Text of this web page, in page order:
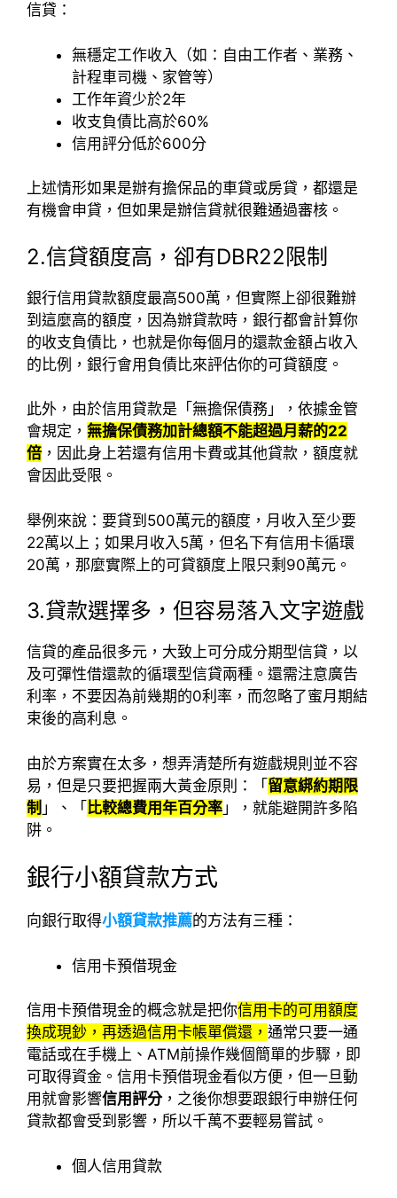
信貸：
無穩定工作收入（如：自由工作者、業務、
計程車司機、家管等）
工作年資少於2年
收支負債比高於60%
信用評分低於600分
上述情形如果是辦有擔保品的車貸或房貸，都還是
有機會申貸，但如果是辦信貸就很難通過審核。
2.信貸額度高，卻有DBR22限制
銀行信用貸款額度最高500萬，但實際上卻很難辦
到這麼高的額度，因為辦貸款時，銀行都會計算你
的收支負債比，也就是你每個月的還款金額占收入
的比例，銀行會用負債比來評估你的可貸額度。
此外，由於信用貸款是「無擔保債務」，依據金管
會規定， 無擔保債務加計總額不能超過月薪的22
倍 ，因此身上若還有信用卡費或其他貸款，額度就
會因此受限。
舉例來說：要貸到500萬元的額度，月收入至少要
22萬以上；如果月收入5萬，但名下有信用卡循環
20萬，那麼實際上的可貸額度上限只剩90萬元。
3.貸款選擇多，但容易落入文字遊戲
信貸的產品很多元，大致上可分成分期型信貸，以
及可彈性借還款的循環型信貸兩種。還需注意廣告
利率，不要因為前幾期的0利率，而忽略了蜜月期結
束後的高利息。
由於方案實在太多，想弄清楚所有遊戲規則並不容
易，但是只要把握兩大黃金原則：「留意綁約期限
制 」、「 比較總費用年百分率 」，就能避開許多陷
阱。
銀行小額貸款方式
向銀行取得小額貸款推薦的方法有三種：
信用卡預借現金
信用卡預借現金的概念就是把你信用卡的可用額度
換成現鈔，再透過信用卡帳單償還， 通常只要一通
電話或在手機上、ATM前操作幾個簡單的步驟，即
可取得資金。信用卡預借現金看似方便，但一旦動
用就會影響信用評分，之後你想要跟銀行申辦任何
貸款都會受到影響，所以千萬不要輕易嘗試。
個人信用貸款